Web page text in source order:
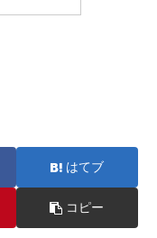
はてブ
コピー